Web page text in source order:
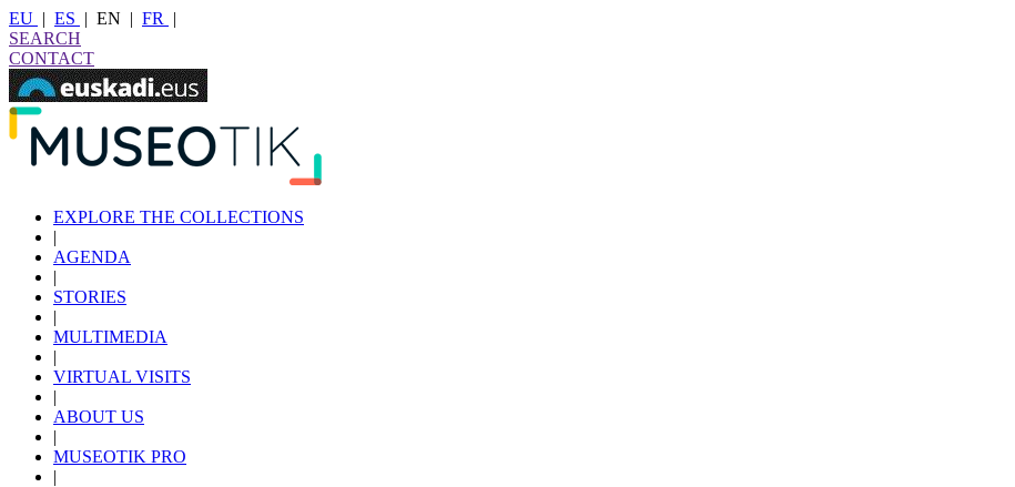
EU | ES | EN | FR
|
SEARCH
CONTACT
EXPLORE THE COLLECTIONS
|
AGENDA
|
STORIES
|
MULTIMEDIA
|
VIRTUAL VISITS
|
ABOUT US
|
MUSEOTIK PRO
|